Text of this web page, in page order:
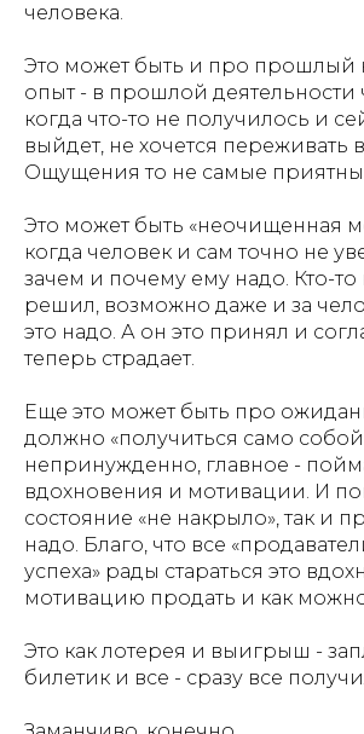
человека.
Это может быть и про прошлый
опыт - в прошлой деятельности
когда что-то не получилось и
выйдет, не хочется переживать
Ощущения то не самые
Это может быть «неочищенная
когда человек и сам точно не
зачем и почему ему надо. Кто-то
решил, возможно даже и за
это надо. А он это принял и
теперь страдает.
Еще это может быть про
должно «получиться само
непринужденно, главное -
вдохновения и мотивации. И
состояние «не накрыло», так и
надо. Благо, что все
успеха» рады стараться это
мотивацию продать и как
Это как лотерея и выигрыш -
билетик и все - сразу все